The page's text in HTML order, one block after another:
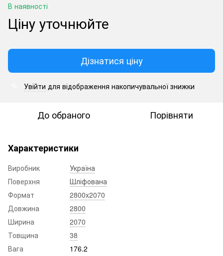
В наявності
Ціну уточнюйте
Дізнатися ціну
Увійти для відображення накопичувальної знижки
До обраного Порівняти
Характеристики
Виробник
Україна
Поверхня
Шліфована
Формат
2800x2070
Довжина
2800
Ширина
2070
Товщина
38
Вага
176.2